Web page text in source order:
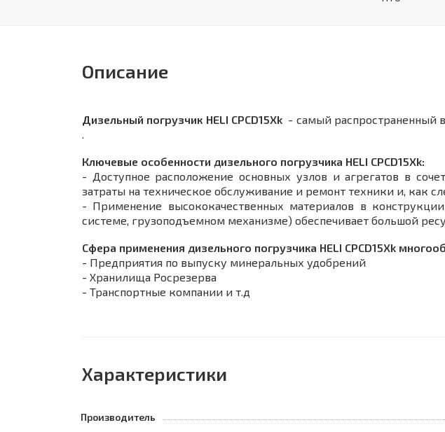
Описание
Дизельный погрузчик HELI CPСD15Xk- самый распространенный
.
Ключевые особенности дизельного погрузчика HELI CPСD15Xk:
- Доступное расположение основных узлов и агрегатов в
затраты на техническое обслуживание и ремонт техники и, как
- Применение высококачественных материалов в
системе, грузоподъемном механизме) обеспечивает большой
Сфера применения дизельного погрузчика HELI CPСD15Xk
- Предприятия по выпуску минеральных удобрений
- Хранилища Росрезерва
- Транспортные компании и т.д
Характеристики
Производитель